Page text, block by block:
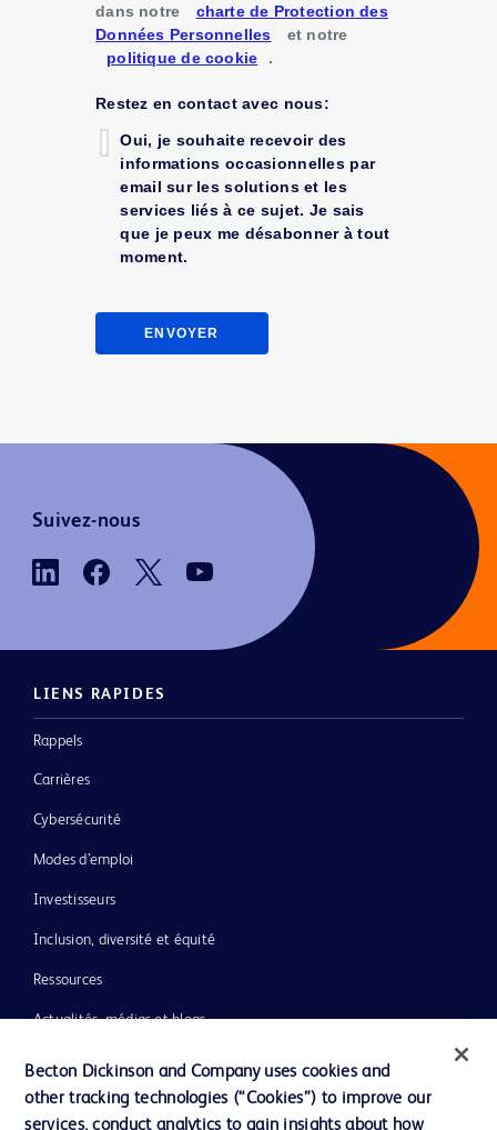
dans notre
charte de Protection des
Données Personnelles
et notre
politique de cookie
.
Restez en contact avec nous:
Oui, je souhaite recevoir des
informations occasionnelles par
email sur les solutions et les
services liés à ce sujet. Je sais
que je peux me désabonner à tout
moment.
ENVOYER
Suivez-nous
LIENS RAPIDES
Rappels
Carrières
Cybersécurité
Modes d’emploi
Investisseurs
Inclusion, diversité et équité
Ressources
Actualités, médias et blogs
Ethique et conformité
Becton Dickinson and Company uses cookies and
other tracking technologies (“Cookies”) to improve our
services, conduct analytics to gain insights about how